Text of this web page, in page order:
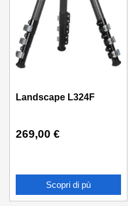
Landscape L324F
269,00 €
Scopri di pù